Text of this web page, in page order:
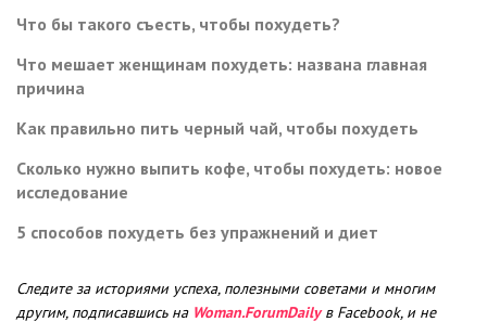
Что бы такого съесть, чтобы похудеть?
Что мешает женщинам похудеть: названа главная
причина
Как правильно пить черный чай, чтобы похудеть
Сколько нужно выпить кофе, чтобы похудеть: новое
исследование
5 способов похудеть без упражнений и диет
Следите за историями успеха, полезными советами и многим
другим, подписавшись на Woman.ForumDailyв Facebook, и не